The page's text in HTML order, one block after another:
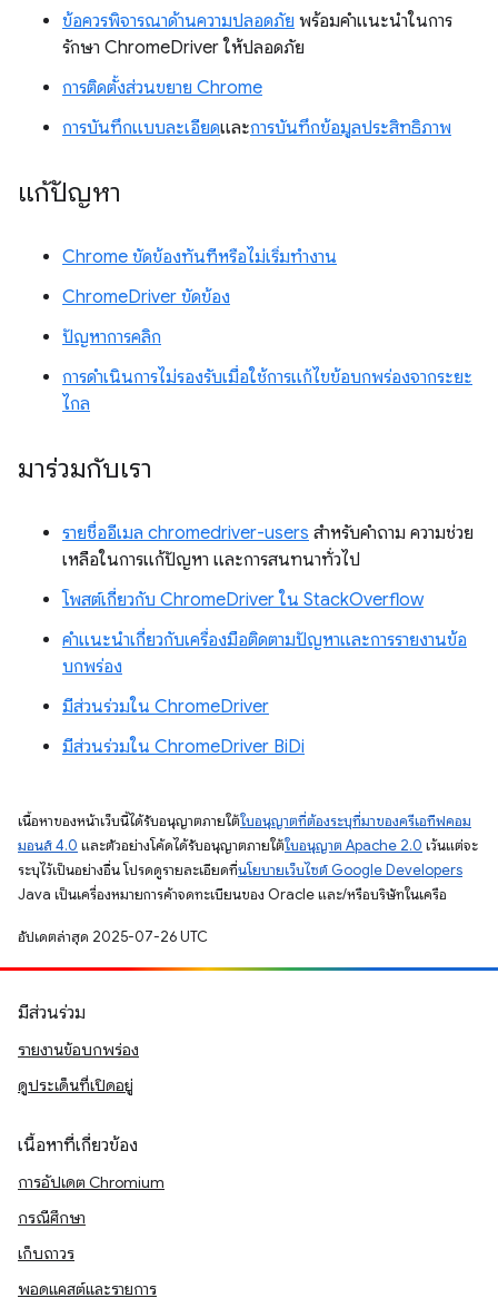
ข้อควรพิจารณาด้านความปลอดภัย พร้อมคําแนะนําในการ
รักษา ChromeDriver ให้ปลอดภัย
การติดตั้งส่วนขยาย Chrome
การบันทึกแบบละเอียดและการบันทึกข้อมูลประสิทธิภาพ
แก้ปัญหา
Chrome ขัดข้องทันทีหรือไม่เริ่มทำงาน
ChromeDriver ขัดข้อง
ปัญหาการคลิก
การดำเนินการไม่รองรับเมื่อใช้การแก้ไขข้อบกพร่องจากระยะ
ไกล
มาร่วมกับเรา
รายชื่ออีเมล chromedriver-users สำหรับคำถาม ความช่วย
เหลือในการแก้ปัญหา และการสนทนาทั่วไป
โพสต์เกี่ยวกับ ChromeDriver ใน StackOverflow
คำแนะนำเกี่ยวกับเครื่องมือติดตามปัญหาและการรายงานข้อ
บกพร่อง
มีส่วนร่วมใน ChromeDriver
มีส่วนร่วมใน ChromeDriver BiDi
เนื้อหาของหน้าเว็บนี้ได้รับอนุญาตภายใต้ใบอนุญาตที่ต้องระบุที่มาของครีเอทีฟคอม
มอนส์ 4.0 และตัวอย่างโค้ดได้รับอนุญาตภายใต้ใบอนุญาต Apache 2.0 เว้นแต่จะ
ระบุไว้เป็นอย่างอื่น โปรดดูรายละเอียดที่นโยบายเว็บไซต์ Google Developers
Java เป็นเครื่องหมายการค้าจดทะเบียนของ Oracle และ/หรือบริษัทในเครือ
อัปเดตล่าสุด 2025-07-26 UTC
มีส่วนร่วม
รายงานข้อบกพร่อง
ดูประเด็นที่เปิดอยู่
เนื้อหาที่เกี่ยวข้อง
การอัปเดต Chromium
กรณีศึกษา
เก็บถาวร
พอดแคสต์และรายการ